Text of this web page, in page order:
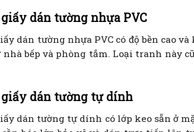
dán tường nhựa PVC
dán tường nhựa PVC có độ bền cao
bếp và phòng tắm. Loại tranh này
dán tường tự dính
dán tường tự dính có lớp keo sẵn ở